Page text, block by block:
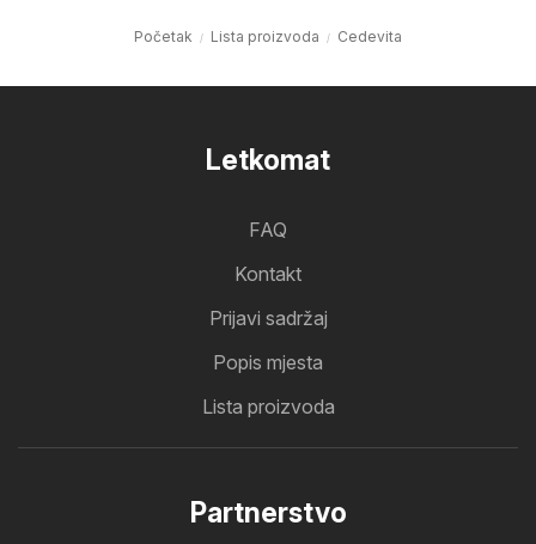
Početak Lista proizvoda Cedevita
Letkomat
FAQ
Kontakt
Prijavi sadržaj
Popis mjesta
Lista proizvoda
Partnerstvo